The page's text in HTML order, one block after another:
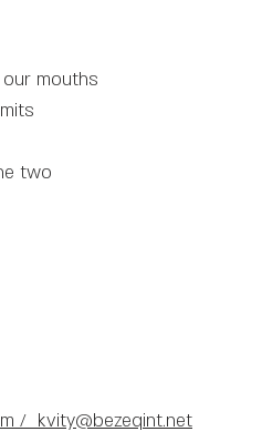
mouths
two
/ kvity@bezeqint.net